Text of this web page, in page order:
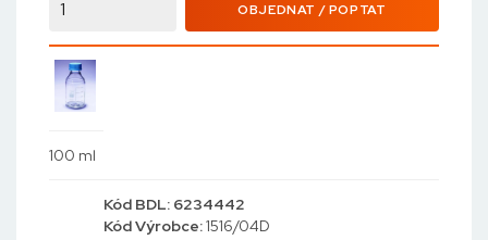
OBJEDNAT / POPTAT
100 ml
Kód BDL: 6234442
KódVýrobce:1516/04D